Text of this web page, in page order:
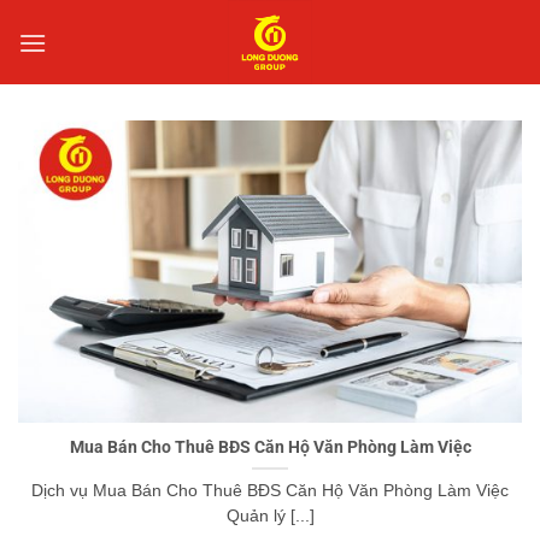
qua
Mua Bán Cho Thuê BĐS Căn Hộ Văn Phòng Làm Việc
Dịch vụ Mua Bán Cho Thuê BĐS Căn Hộ Văn Phòng Làm Việc
Quản lý [...]